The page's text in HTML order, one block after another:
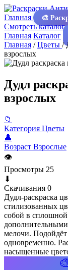
Главная 🎨
Смотреть каталог
Главная Каталог
Главная /Цветы /
взрослых
Дудл
взрослых
📁
Категория Цветы
👤
Возраст Взрослые
👁
Просмотры 25
⬇
Скачивания 0
Дудл‑раскраска
стилизованных
собой в
мелочи.
одновременно.
насыщенные